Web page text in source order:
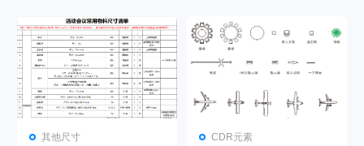
其他尺寸 CDR元素